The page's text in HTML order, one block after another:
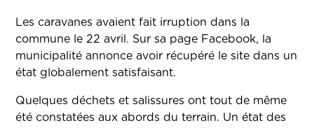
Les caravanes avaient fait irruption dans la
commune le 22 avril. Sur sa page Facebook, la
municipalité annonce avoir récupéré le site dans un
état globalement satisfaisant.
Quelques déchets et salissures ont tout de même
été constatées aux abords du terrain. Un état des